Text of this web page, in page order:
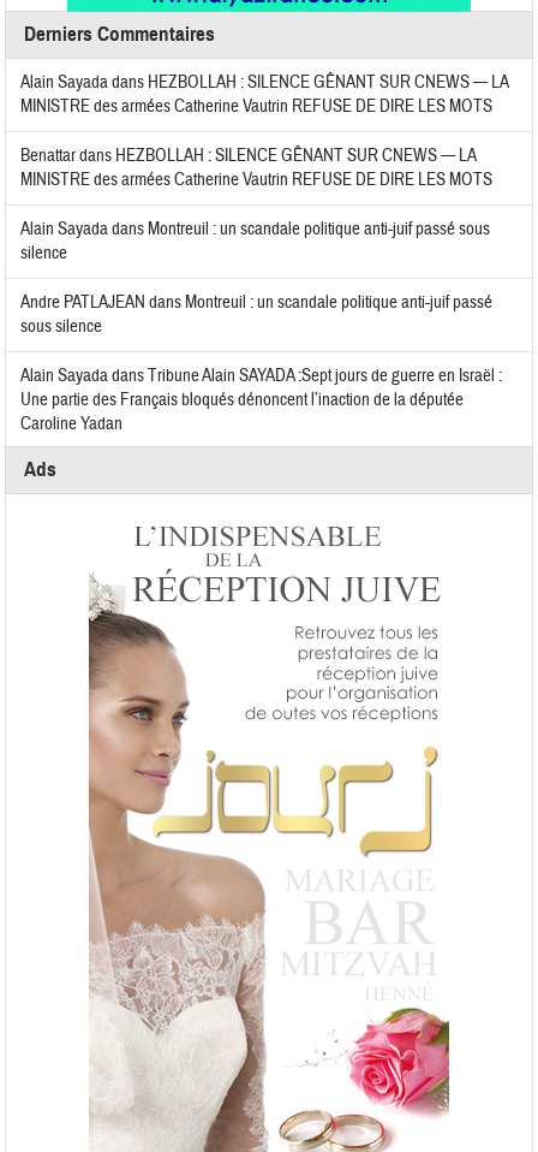
Derniers Commentaires
Alain Sayadadans HEZBOLLAH : SILENCE GÊNANT SUR CNEWS — LA
MINISTRE des armées Catherine Vautrin REFUSE DE DIRE LES MOTS
Benattardans HEZBOLLAH : SILENCE GÊNANT SUR CNEWS — LA
MINISTRE des armées Catherine Vautrin REFUSE DE DIRE LES MOTS
Alain Sayadadans Montreuil : un scandale politique anti-juif passé sous
silence
Andre PATLAJEAN dans Montreuil : un scandale politique anti-juif passé
sous silence
Alain SayadadansTribune Alain SAYADA :Sept jours de guerre en Israël :
Une partie des Français bloqués dénoncent l’inaction de la députée
Caroline Yadan
Ads